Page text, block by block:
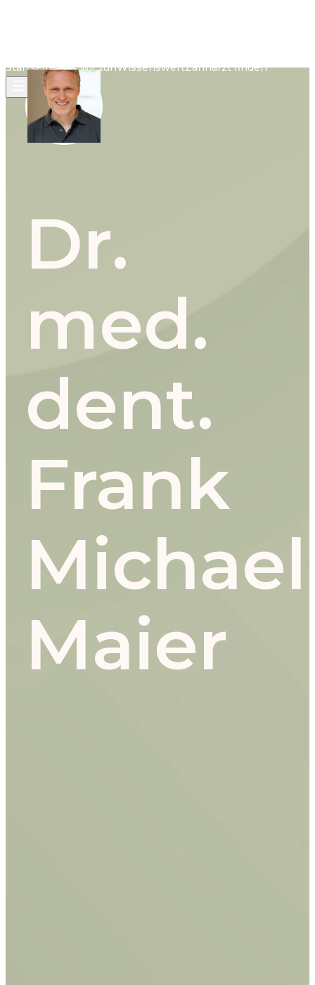
StartseiteWas wir tunWissenswertZahnarzt finden
Dr.
med.
dent.
Frank
Michael
Maier